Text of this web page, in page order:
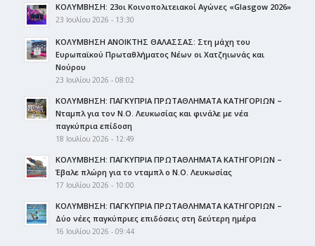
ΚΟΛΥΜΒΗΣΗ: 23οι Κοινοπολιτειακοί Αγώνες «Glasgow 2026»
23 Ιουλίου 2026 - 13:30
ΚΟΛΥΜΒΗΣΗ ΑΝΟΙΚΤΗΣ ΘΑΛΑΣΣΑΣ: Στη μάχη του
Ευρωπαϊκού Πρωταθλήματος Νέων οι Χατζηιωνάς και
Νούρου
23 Ιουλίου 2026 - 08:02
ΚΟΛΥΜΒΗΣΗ: ΠΑΓΚΥΠΡΙΑ ΠΡΩΤΑΘΛΗΜΑΤΑ ΚΑΤΗΓΟΡΙΩΝ –
Νταμπλ για τον Ν.Ο. Λευκωσίας και φινάλε με νέα
παγκύπρια επίδοση
18 Ιουλίου 2026 - 12:49
ΚΟΛΥΜΒΗΣΗ: ΠΑΓΚΥΠΡΙΑ ΠΡΩΤΑΘΛΗΜΑΤΑ ΚΑΤΗΓΟΡΙΩΝ –
Έβαλε πλώρη για το νταμπλ ο Ν.Ο. Λευκωσίας
17 Ιουλίου 2026 - 10:00
ΚΟΛΥΜΒΗΣΗ: ΠΑΓΚΥΠΡΙΑ ΠΡΩΤΑΘΛΗΜΑΤΑ ΚΑΤΗΓΟΡΙΩΝ –
Δύο νέες παγκύπριες επιδόσεις στη δεύτερη ημέρα
16 Ιουλίου 2026 - 09:44